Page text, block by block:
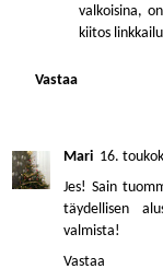
valkoisina,
kiitos
Vastaa
Mari 16.
Jes! Sain
täydellisen
valmista!
Vastaa